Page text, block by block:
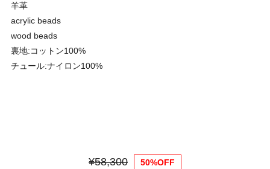
羊革
acrylic beads
wood beads
裏地:コットン100%
チュール:ナイロン100%
¥58,300 50%OFF